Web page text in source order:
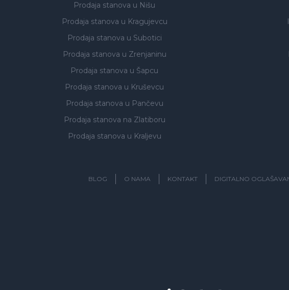
Prodaja stanova u Nišu
Prodaja stanova u Kragujevcu
Prodaja stanova u Subotici
Prodaja stanova u Zrenjaninu
Prodaja stanova u Šapcu
Prodaja stanova u Kruševcu
Prodaja stanova u Pančevu
Prodaja stanova na Zlatiboru
Prodaja stanova u Kraljevu
BLOG O NAMA KONTAKT DIGITALNO